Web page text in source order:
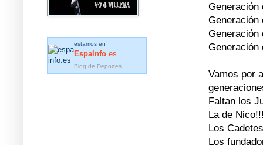
Generación
Generación
Generación
Generación
Vamos por
Faltan los
La de
Los
Los
estamos en
EspaInfo .es
Blog de Deportes